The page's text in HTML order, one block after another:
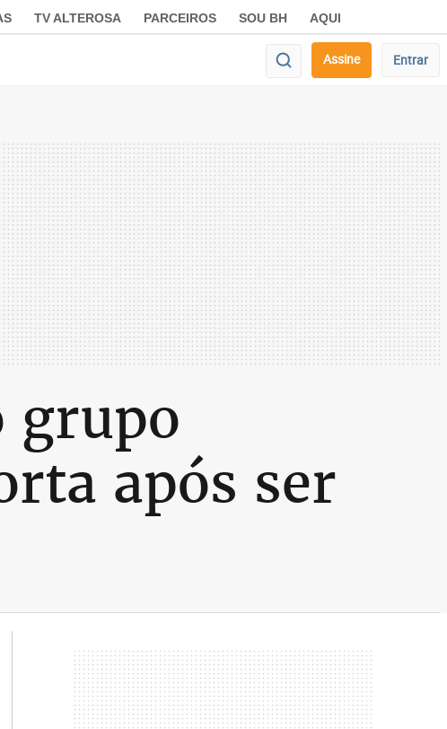
TV ALTEROSA PARCEIROS SOU BH AQUI
Assine Entrar
grupo
após ser